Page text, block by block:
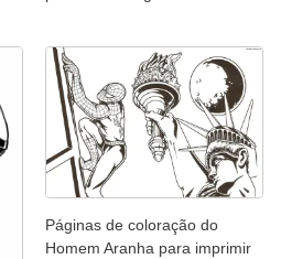
Páginas de coloração do
Homem Aranha para imprimir